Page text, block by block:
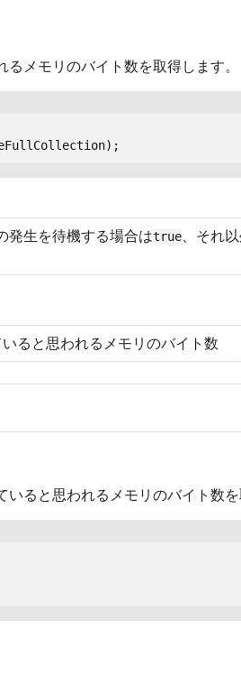
メモリのバイト数を取得します。
);
発生を待機する場合はtrue、それ
ると思われるメモリのバイト数
ると思われるメモリのバイト数を